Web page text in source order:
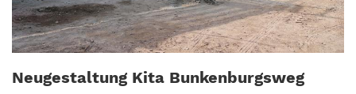
Neugestaltung Kita Bunkenburgsweg